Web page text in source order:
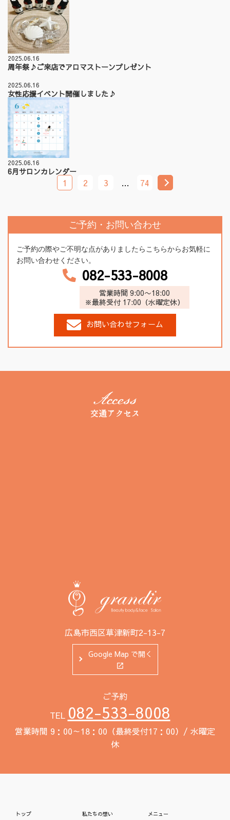
2025.06.16
周年祭♪ご来店でアロマストーンプレゼント
2025.06.16
女性応援イベント開催しました♪
2025.06.16
6月サロンカレンダー
1 2 3 … 74
ご予約・お問い合わせ
ご予約の際やご不明な点がありましたらこちらからお気軽に
お問い合わせください。
082-533-8008
営業時間 9:00〜18:00
※最終受付 17:00（水曜定休）
お問い合わせフォーム
交通アクセス
広島市西区草津新町2-13-7
Google Map で開く
ご予約
TEL 082-533-8008
営業時間 9：00～18：00（最終受付17：00）/ 水曜定
休
トップ 私たちの想い メニュー